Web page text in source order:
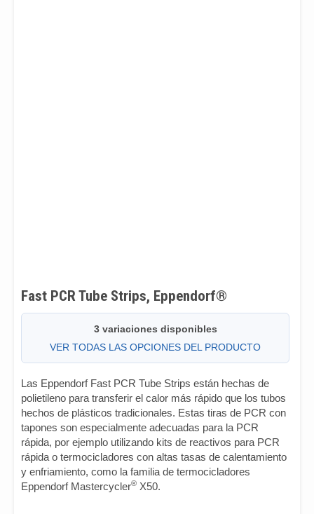
Fast PCR Tube Strips, Eppendorf®
3 variaciones disponibles
VER TODAS LAS OPCIONES DEL PRODUCTO
Las Eppendorf Fast PCR Tube Strips están hechas de
polietileno para transferir el calor más rápido que los tubos
hechos de plásticos tradicionales. Estas tiras de PCR con
tapones son especialmente adecuadas para la PCR
rápida, por ejemplo utilizando kits de reactivos para PCR
rápida o termocicladores con altas tasas de calentamiento
y enfriamiento, como la familia de termocicladores
Eppendorf Mastercycler® X50.